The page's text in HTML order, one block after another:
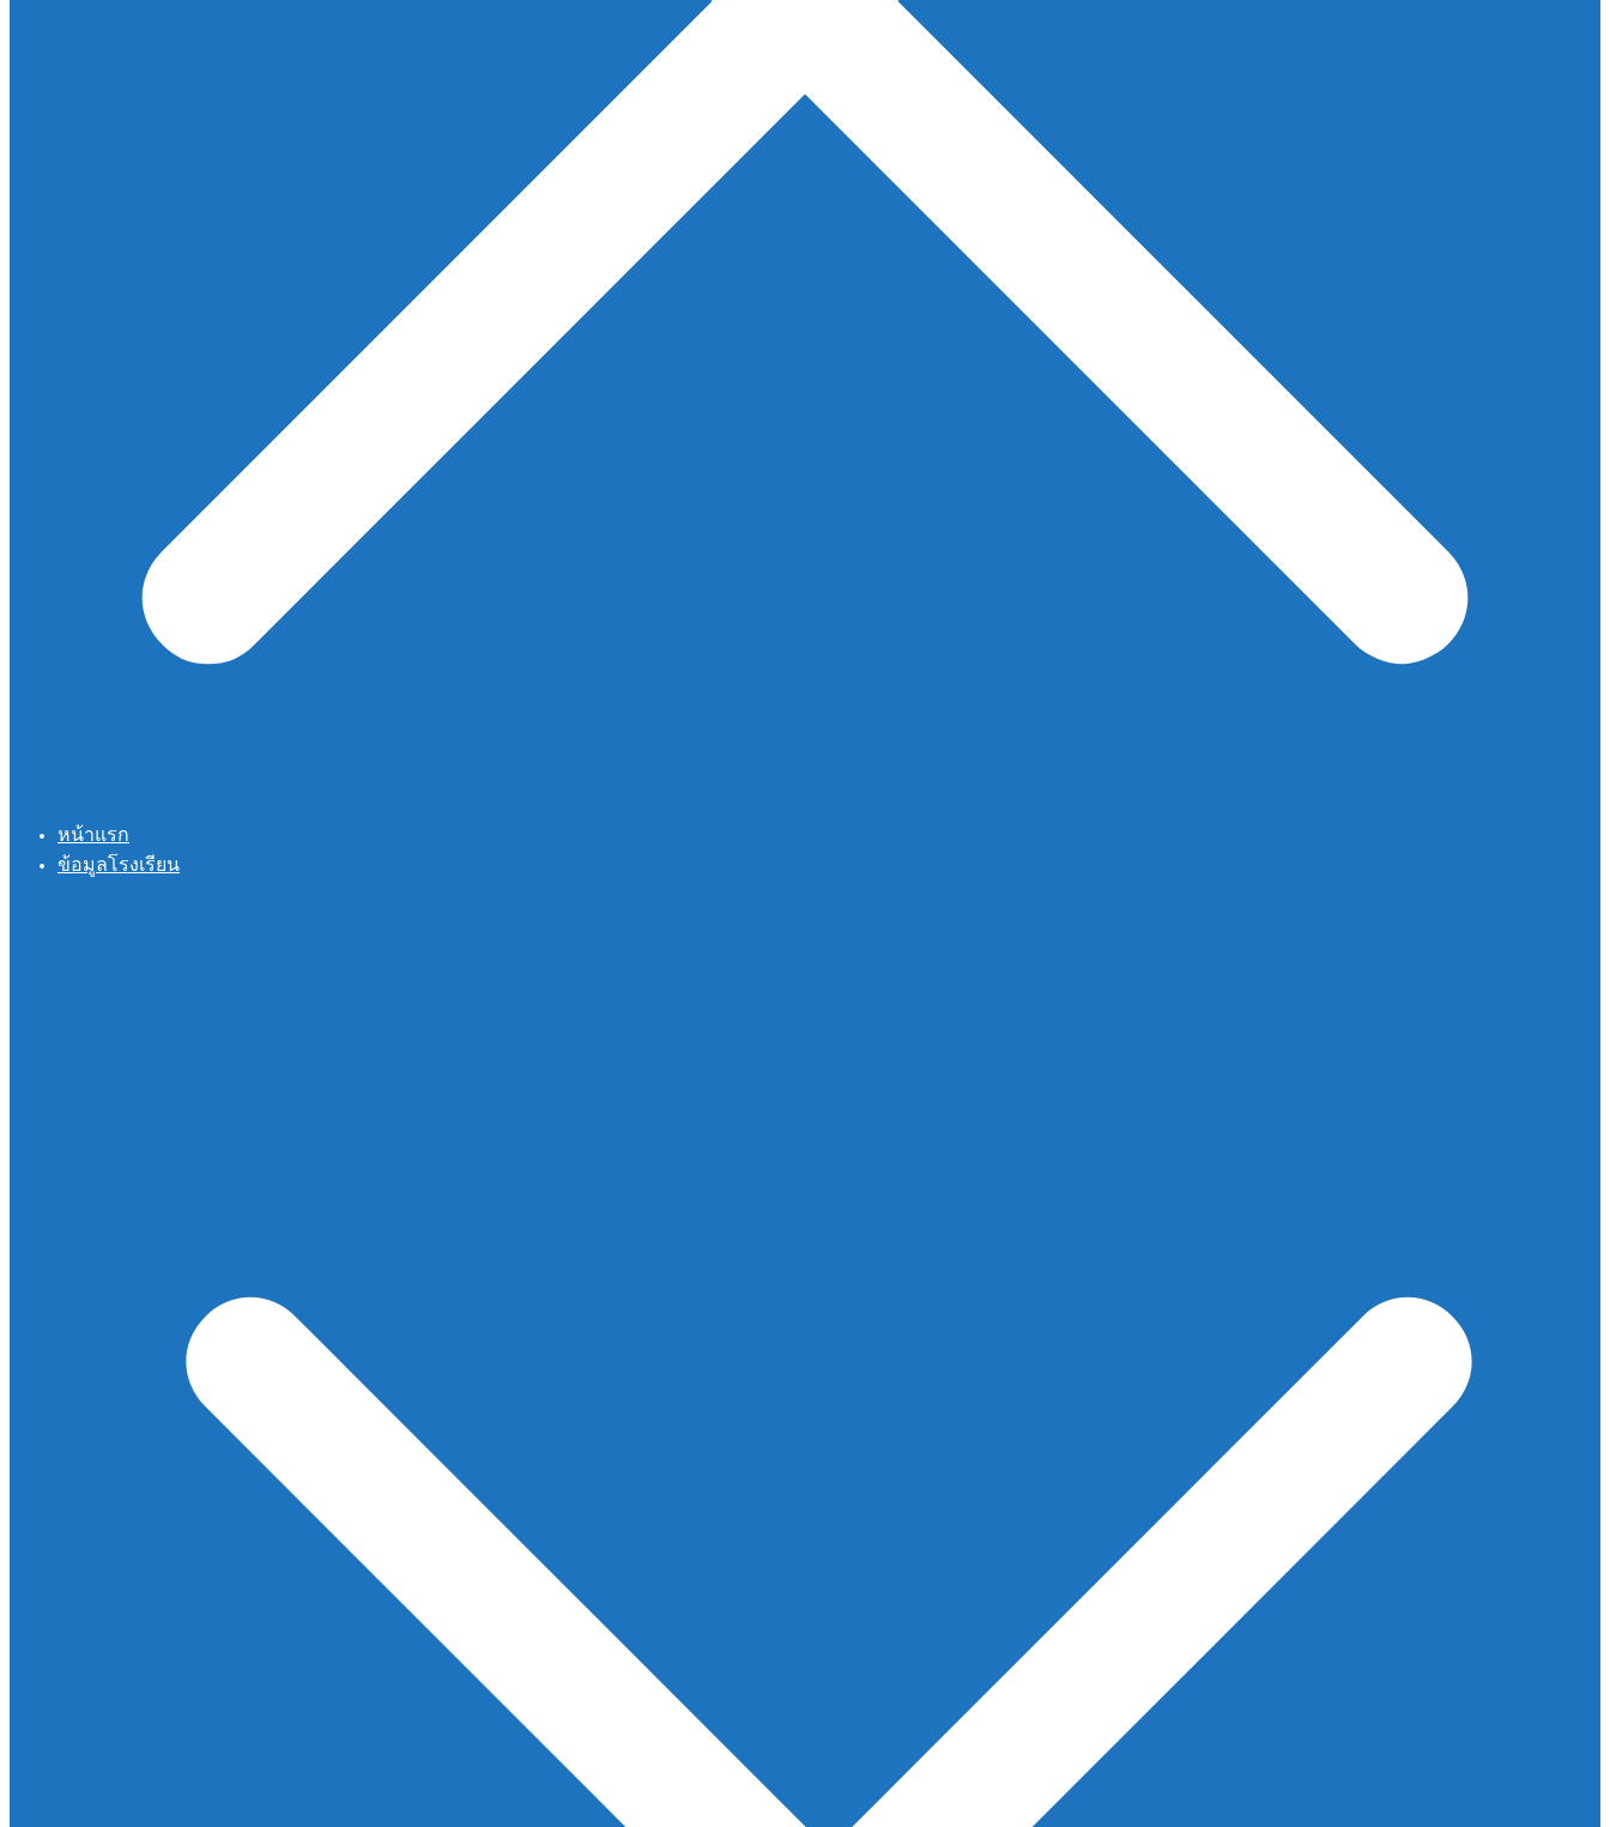
หน้าแรก
ข้อมูลโรงเรียน